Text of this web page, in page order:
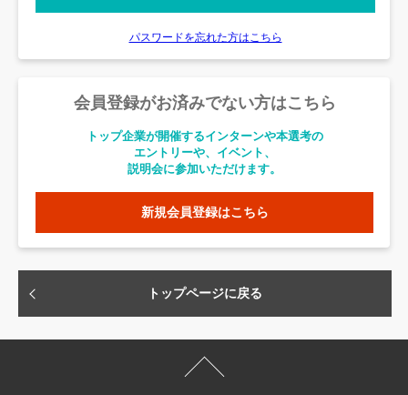
パスワードを忘れた方はこちら
会員登録がお済みでない方はこちら
トップ企業が開催するインターンや本選考の
エントリーや、イベント、
説明会に参加いただけます。
新規会員登録はこちら
トップページに戻る